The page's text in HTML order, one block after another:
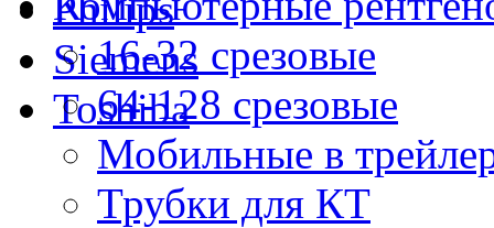
Siemens
Toshiba
16-32 срезовые
64-128 срезовые
Мобильные в
Трубки для КТ